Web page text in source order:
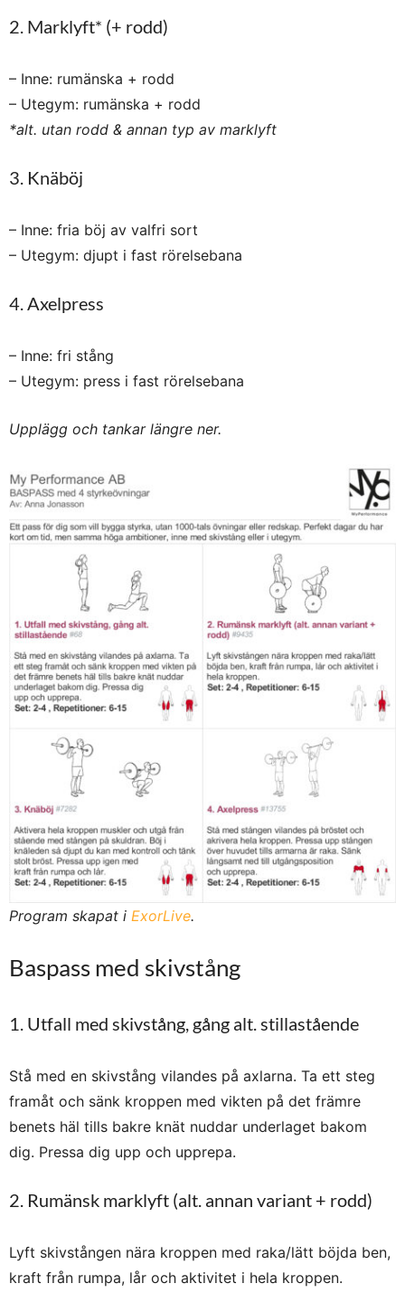
2. Marklyft* (+ rodd)
– Inne: rumänska + rodd
– Utegym: rumänska + rodd
*alt. utan rodd & annan typ av marklyft
3. Knäböj
– Inne: fria böj av valfri sort
– Utegym: djupt i fast rörelsebana
4. Axelpress
– Inne: fri stång
– Utegym: press i fast rörelsebana
Upplägg och tankar längre ner.
Program skapat i ExorLive.
Baspass med skivstång
1. Utfall med skivstång, gång alt. stillastående
Stå med en skivstång vilandes på axlarna. Ta ett steg
framåt och sänk kroppen med vikten på det främre
benets häl tills bakre knät nuddar underlaget bakom
dig. Pressa dig upp och upprepa.
2. Rumänsk marklyft (alt. annan variant + rodd)
Lyft skivstången nära kroppen med raka/lätt böjda ben,
kraft från rumpa, lår och aktivitet i hela kroppen.